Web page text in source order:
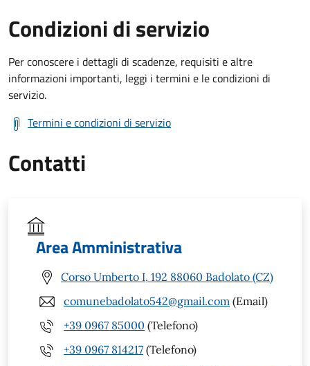
Condizioni di servizio
Per conoscere i dettagli di scadenze, requisiti e altre
informazioni importanti, leggi i termini e le condizioni di
servizio.
Termini e condizioni di servizio
Contatti
Area Amministrativa
Corso Umberto I, 192 88060 Badolato (CZ)
comunebadolato542@gmail.com (Email)
+39 0967 85000 (Telefono)
+39 0967 814217 (Telefono)